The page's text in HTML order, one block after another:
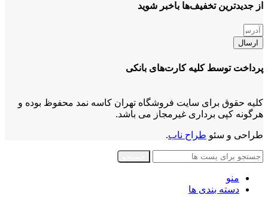
از جدیدترین تخفیف‌ها باخبر شوید
ارسال
پرداخت توسط کلیه کارت‌های بانکی
کلیه حقوق برای سایت فروشگاه تهران کاسه نمد محفوظ بوده و
هرگونه کپی برداری غیرمجاز می باشد.
طراحی و سئو طراح ناب.
منو
دسته بندی ها